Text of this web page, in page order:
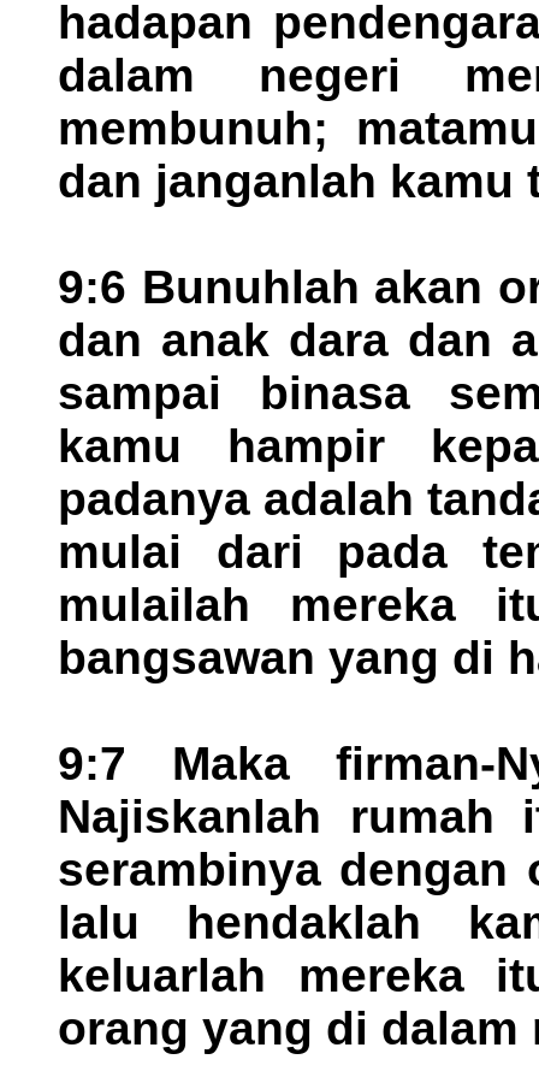
hadapan
dalam negeri
membunuh;
dan janganlah kamu
9:6 Bunuhlah akan
dan anak dara dan
sampai binasa
kamu hampir
padanya adalah
mulai dari pada
mulailah mereka
bangsawan yang di
9:7 Maka firman-
Najiskanlah rumah
serambinya dengan
lalu hendaklah
keluarlah mereka
orang yang di dalam